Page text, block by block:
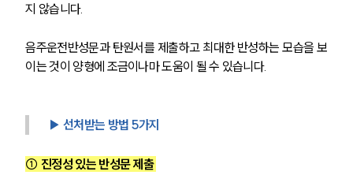
지 않습니다.
음주운전반성문과 탄원서를 제출하고 최대한 반성하는 모습을 보
이는 것이 양형에 조금이나마 도움이 될 수 있습니다.
▶ 선처받는 방법 5가지
① 진정성 있는 반성문 제출